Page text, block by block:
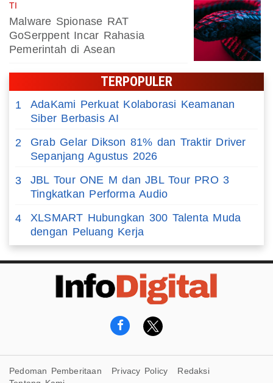
TI
Malware Spionase RAT
GoSerppent Incar Rahasia
Pemerintah di Asean
TERPOPULER
1
AdaKami Perkuat Kolaborasi Keamanan
Siber Berbasis AI
2
Grab Gelar Dikson 81% dan Traktir Driver
Sepanjang Agustus 2026
3
JBL Tour ONE M dan JBL Tour PRO 3
Tingkatkan Performa Audio
4
XLSMART Hubungkan 300 Talenta Muda
dengan Peluang Kerja
Pedoman Pemberitaan Privacy Policy
Redaksi